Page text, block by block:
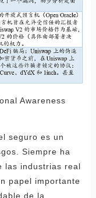
Awareness
seguro es un
Siempre ha
las industrias real
papel importante
de la